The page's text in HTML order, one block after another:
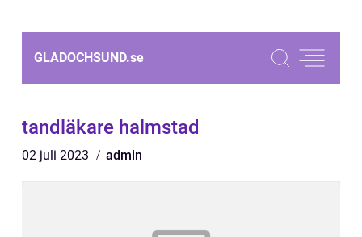
GLADOCHSUND.se
tandläkare halmstad
02 juli 2023 admin